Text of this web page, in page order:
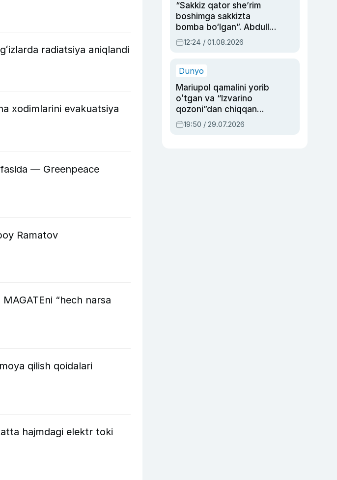
radiatsiya aniqlandi
xodimlarini evakuatsiya
— Greenpeace
Ramatov
“hech narsa
qilish qoidalari
hajmdagi elektr toki
“Sakkiz qator she’rim
boshimga sakkizta
bomba bo‘lgan”. Abdulla
Oripovni siyosiy
ayblovlardan asrab
12:24 / 01.08.2026
Dunyo
Mariupol qamalini yorib
oʻtgan va “Izvarino
qozoni”dan chiqqan
qahramon — Ukraina
armiyasi bosh
19:50 / 29.07.2026